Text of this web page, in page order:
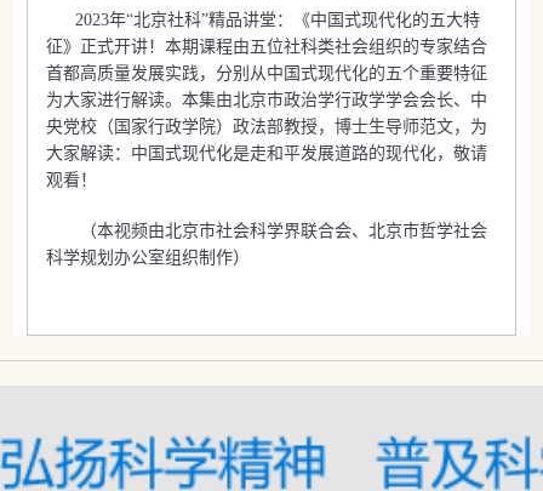
2023年“北京社科”精品讲堂：《中国式现代化的五大特
征》正式开讲！本期课程由五位社科类社会组织的专家结合
首都高质量发展实践，分别从中国式现代化的五个重要特征
为大家进行解读。本集由北京市政治学行政学学会会长、中
央党校（国家行政学院）政法部教授，博士生导师范文，为
大家解读：中国式现代化是走和平发展道路的现代化，敬请
观看！
（本视频由北京市社会科学界联合会、北京市哲学社会
科学规划办公室组织制作）